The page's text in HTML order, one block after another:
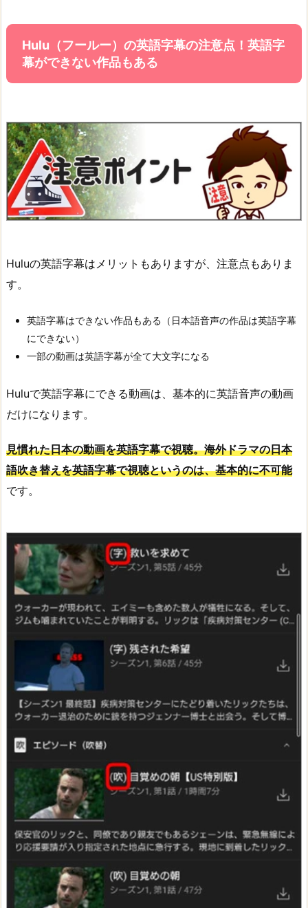
Hulu（フールー）の英語字幕の注意点！英語字
幕ができない作品もある
Huluの英語字幕はメリットもありますが、注意点もありま
す。
英語字幕はできない作品もある（日本語音声の作品は英語字幕
にできない）
一部の動画は英語字幕が全て大文字になる
Huluで英語字幕にできる動画は、基本的に英語音声の動画
だけになります。
見慣れた日本の動画を英語字幕で視聴。海外ドラマの日本
語吹き替えを英語字幕で視聴というのは、基本的に不可能
です。